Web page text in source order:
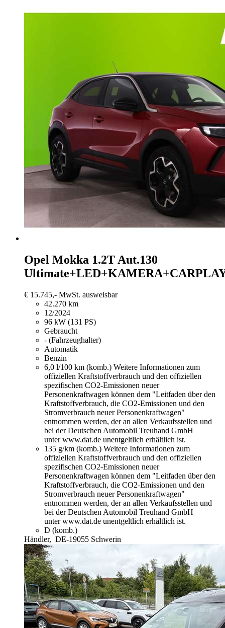
Opel Mokka 1.2T Aut.130
€ 15.745,- MwSt. ausweisbar
42.270 km
12/2024
96 kW (131 PS)
Gebraucht
- (Fahrzeughalter)
Automatik
Benzin
6,0 l/100 km (komb.) Weitere Informationen zum
offiziellen Kraftstoffverbrauch und den offiziellen
spezifischen CO2-Emissionen neuer
Personenkraftwagen können dem "Leitfaden über den
Kraftstoffverbrauch, die CO2-Emissionen und den
Stromverbrauch neuer Personenkraftwagen"
entnommen werden, der an allen Verkaufsstellen und
bei der Deutschen Automobil Treuhand GmbH
unter www.dat.de unentgeltlich erhältlich ist.
135 g/km (komb.) Weitere Informationen zum
offiziellen Kraftstoffverbrauch und den offiziellen
spezifischen CO2-Emissionen neuer
Personenkraftwagen können dem "Leitfaden über den
Kraftstoffverbrauch, die CO2-Emissionen und den
Stromverbrauch neuer Personenkraftwagen"
entnommen werden, der an allen Verkaufsstellen und
bei der Deutschen Automobil Treuhand GmbH
unter www.dat.de unentgeltlich erhältlich ist.
D (komb.)
Händler, DE-19055 Schwerin